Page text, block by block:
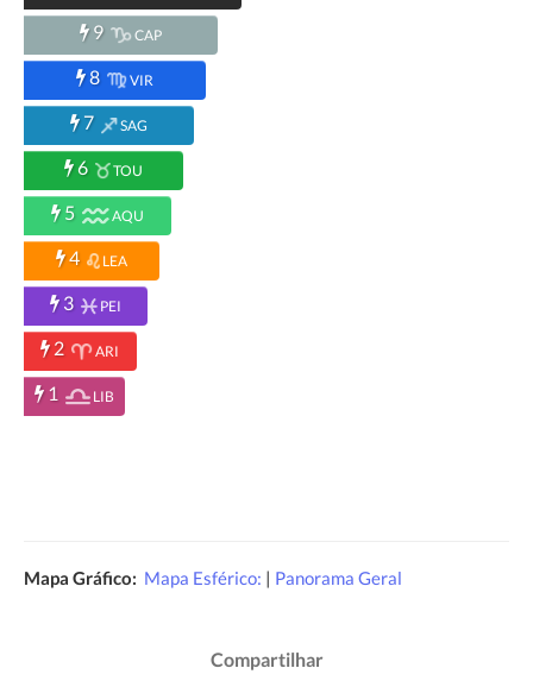
9 CAP
8 VIR
7 SAG
6 TOU
5 AQU
4 LEA
3 PEI
2 ARI
1 LIB
Mapa Gráfico: Mapa Esférico: | Panorama Geral
Compartilhar